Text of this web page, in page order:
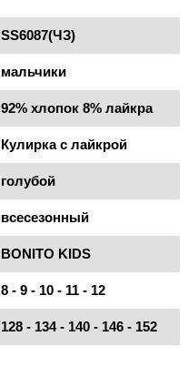
SS6087(ЧЗ)
мальчики
92% хлопок 8% лайкра
Кулирка с лайкрой
голубой
всесезонный
BONITO KIDS
8 - 9 - 10 - 11 - 12
128 - 134 - 140 - 146 - 152